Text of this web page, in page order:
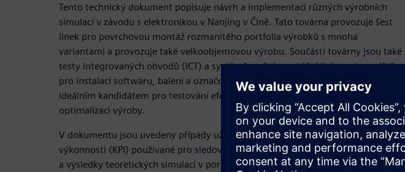
Tento technický dokument popisuje návrh a implementaci různých výrobních
simulací v závodu s elektronikou v Nanjing v Číně. Tato továrna provozuje šest
linek pro povrchovou montáž rozmanitého portfolia výrobků s mnoha
variantami a provozuje také velkoobjemovou výrobu. Součástí továrny jsou také
testy integrovaných obvodů (ICT) a systémů, ruční montážní linky a stanoviště
pro instalaci softwaru, balení a označování, přepravu a servis. Tato továrna je
ideálním kandidátem pro testování efektivity simulací výroby elektroniky a
optimalizaci výroby.
V dokumentu jsou uvedeny případy užití, použitý přístup, klíčové ukazatele
výkonnosti (KPI) používané pro sledování pokroku, změny provedené ve výrobě
a výsledky teoretických simulací v porovnání se skutečností. Digitální dvojčata